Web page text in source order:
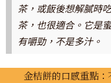
茶，或飯後想解膩時
茶，也很適合。它是
有嚼勁，不是多汁。
金桔餅的口感重點